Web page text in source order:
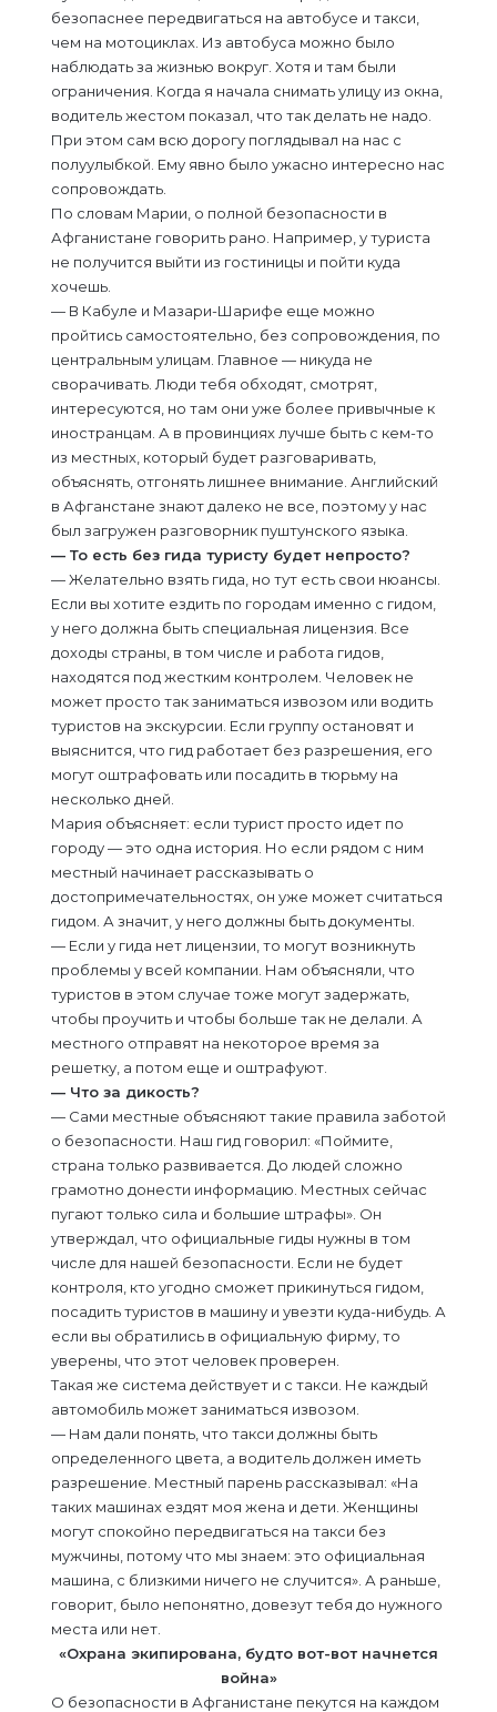
безопаснее передвигаться на автобусе и такси,
чем на мотоциклах. Из автобуса можно было
наблюдать за жизнью вокруг. Хотя и там были
ограничения. Когда я начала снимать улицу из окна,
водитель жестом показал, что так делать не надо.
При этом сам всю дорогу поглядывал на нас с
полуулыбкой. Ему явно было ужасно интересно нас
сопровождать.
По словам Марии, о полной безопасности в
Афганистане говорить рано. Например, у туриста
не получится выйти из гостиницы и пойти куда
хочешь.
— В Кабуле и Мазари-Шарифе еще можно
пройтись самостоятельно, без сопровождения, по
центральным улицам. Главное — никуда не
сворачивать. Люди тебя обходят, смотрят,
интересуются, но там они уже более привычные к
иностранцам. А в провинциях лучше быть с кем-то
из местных, который будет разговаривать,
объяснять, отгонять лишнее внимание. Английский
в Афганстане знают далеко не все, поэтому у нас
был загружен разговорник пуштунского языка.
— То есть без гида туристу будет непросто?
— Желательно взять гида, но тут есть свои нюансы.
Если вы хотите ездить по городам именно с гидом,
у него должна быть специальная лицензия. Все
доходы страны, в том числе и работа гидов,
находятся под жестким контролем. Человек не
может просто так заниматься извозом или водить
туристов на экскурсии. Если группу остановят и
выяснится, что гид работает без разрешения, его
могут оштрафовать или посадить в тюрьму на
несколько дней.
Мария объясняет: если турист просто идет по
городу — это одна история. Но если рядом с ним
местный начинает рассказывать о
достопримечательностях, он уже может считаться
гидом. А значит, у него должны быть документы.
— Если у гида нет лицензии, то могут возникнуть
проблемы у всей компании. Нам объясняли, что
туристов в этом случае тоже могут задержать,
чтобы проучить и чтобы больше так не делали. А
местного отправят на некоторое время за
решетку, а потом еще и оштрафуют.
— Что за дикость?
— Сами местные объясняют такие правила заботой
о безопасности. Наш гид говорил: «Поймите,
страна только развивается. До людей сложно
грамотно донести информацию. Местных сейчас
пугают только сила и большие штрафы». Он
утверждал, что официальные гиды нужны в том
числе для нашей безопасности. Если не будет
контроля, кто угодно сможет прикинуться гидом,
посадить туристов в машину и увезти куда-нибудь. А
если вы обратились в официальную фирму, то
уверены, что этот человек проверен.
Такая же система действует и с такси. Не каждый
автомобиль может заниматься извозом.
— Нам дали понять, что такси должны быть
определенного цвета, а водитель должен иметь
разрешение. Местный парень рассказывал: «На
таких машинах ездят моя жена и дети. Женщины
могут спокойно передвигаться на такси без
мужчины, потому что мы знаем: это официальная
машина, с близкими ничего не случится». А раньше,
говорит, было непонятно, довезут тебя до нужного
места или нет.
«Охрана экипирована, будто вот-вот начнется
война»
О безопасности в Афганистане пекутся на каждом